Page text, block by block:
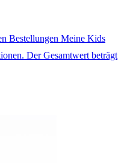
Bestellungen Meine Kids
Der Gesamtwert beträgt